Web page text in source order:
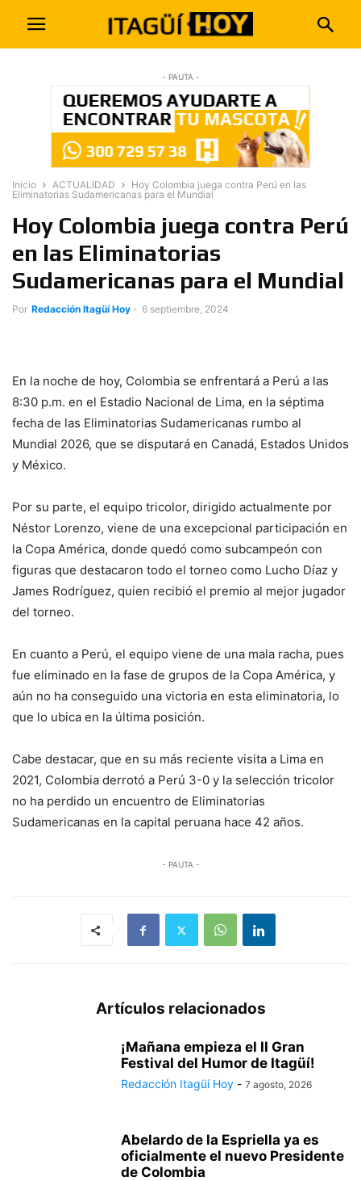
- PAUTA -
Inicio ACTUALIDAD
Hoy Colombia juega contra Perú en las
Eliminatorias Sudamericanas para el Mundial
Hoy Colombia juega contra Perú
en las Eliminatorias
Sudamericanas para el Mundial
Por Redacción Itagüí Hoy - 6 septiembre, 2024
En la noche de hoy, Colombia se enfrentará a Perú a las
8:30 p.m. en el Estadio Nacional de Lima, en la séptima
fecha de las Eliminatorias Sudamericanas rumbo al
Mundial 2026, que se disputará en Canadá, Estados Unidos
y México.
Por su parte, el equipo tricolor, dirigido actualmente por
Néstor Lorenzo, viene de una excepcional participación en
la Copa América, donde quedó como subcampeón con
figuras que destacaron todo el torneo como Lucho Díaz y
James Rodríguez, quien recibió el premio al mejor jugador
del torneo.
En cuanto a Perú, el equipo viene de una mala racha, pues
fue eliminado en la fase de grupos de la Copa América, y
aún no ha conseguido una victoria en esta eliminatoria, lo
que lo ubica en la última posición.
Cabe destacar, que en su más reciente visita a Lima en
2021, Colombia derrotó a Perú 3-0 y la selección tricolor
no ha perdido un encuentro de Eliminatorias
Sudamericanas en la capital peruana hace 42 años.
- PAUTA -
Artículos relacionados
¡Mañana empieza el II Gran
Festival del Humor de Itagüí!
Redacción Itagüí Hoy - 7 agosto, 2026
Abelardo de la Espriella ya es
oficialmente el nuevo Presidente
de Colombia